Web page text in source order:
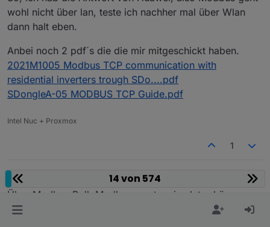
wohl nicht über lan, teste ich nachher mal über Wlan
dann halt eben.
Anbei noch 2 pdf´s die die mir mitgeschickt haben.
2021M1005 Modbus TCP communication with
residential inverters trough SDo....pdf
SDongleA-05 MODBUS TCP Guide.pdf
Intel Nuc + Proxmox
1
C
Offline
captainchaos666 schrieb am29. März 2022, 19:45
Über Modbus Poll, Modbus master simulator können
Daten gelsen werden, über LAN. WLAN habe ich nicht
14 von 574